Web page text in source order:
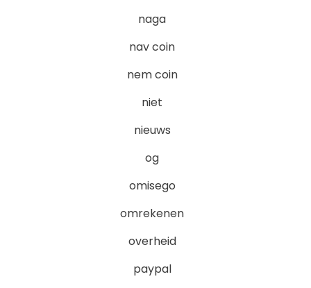
naga
nav coin
nem coin
niet
nieuws
og
omisego
omrekenen
overheid
paypal